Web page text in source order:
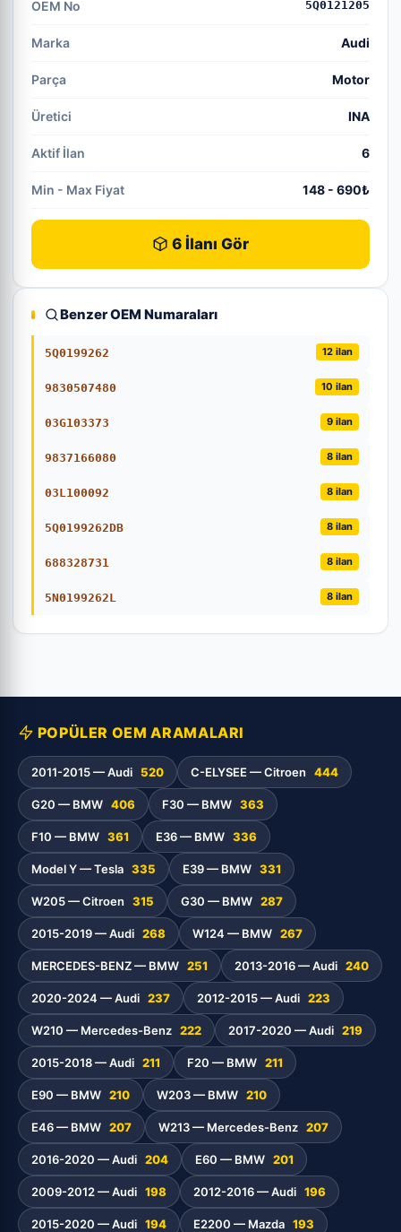
OEM No 5Q0121205
Marka Audi
Parça Motor
Üretici INA
Aktif İlan 6
Min - Max Fiyat 148 - 690₺
6 İlanı Gör
Benzer OEM Numaraları
5Q0199262 12 ilan
9830507480 10 ilan
03G103373 9 ilan
9837166080 8 ilan
03L100092 8 ilan
5Q0199262DB 8 ilan
688328731 8 ilan
5N0199262L 8 ilan
POPÜLER OEM ARAMALARI
2011-2015 — Audi 520 C-ELYSEE — Citroen 444
G20 — BMW 406 F30 — BMW 363
F10 — BMW 361 E36 — BMW 336
Model Y — Tesla 335 E39 — BMW 331
W205 — Citroen 315 G30 — BMW 287
2015-2019 — Audi 268 W124 — BMW 267
MERCEDES-BENZ — BMW 251 2013-2016 — Audi 240
2020-2024 — Audi 237 2012-2015 — Audi 223
W210 — Mercedes-Benz 222 2017-2020 — Audi 219
2015-2018 — Audi 211 F20 — BMW 211
E90 — BMW 210 W203 — BMW 210
E46 — BMW 207 W213 — Mercedes-Benz 207
2016-2020 — Audi 204 E60 — BMW 201
2009-2012 — Audi 198 2012-2016 — Audi 196
2015-2020 — Audi 194 E2200 — Mazda 193